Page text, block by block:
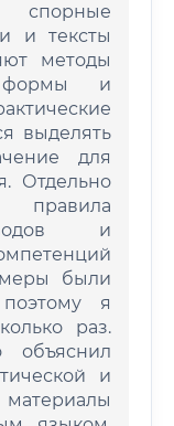
спорные
и тексты
методы
формы и
выделять
для
Отдельно
и
были
я
раз.
объяснил
и